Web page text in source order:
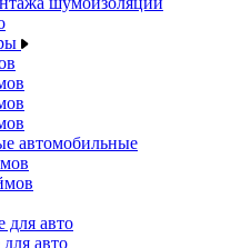
автомобильные
для авто
авто